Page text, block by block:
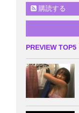
購読する
PREVIEW TOP5